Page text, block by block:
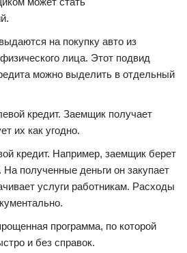
на покупку авто из
лица. Этот подвид
можно выделить в отдельный
кредит. Заемщик получает
их как угодно.
кредит. Например, заемщик берет
На полученные деньги он закупает
услуги работникам. Расходы
программа, по которой
и без справок.